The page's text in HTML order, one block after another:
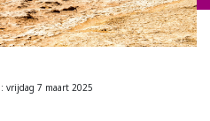
vrijdag 7 maart 2025